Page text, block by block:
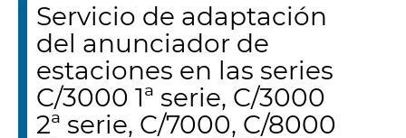
Servicio de adaptación
del anunciador de
estaciones en las series
C/3000 1ª serie, C/3000
2ª serie, C/7000, C/8000